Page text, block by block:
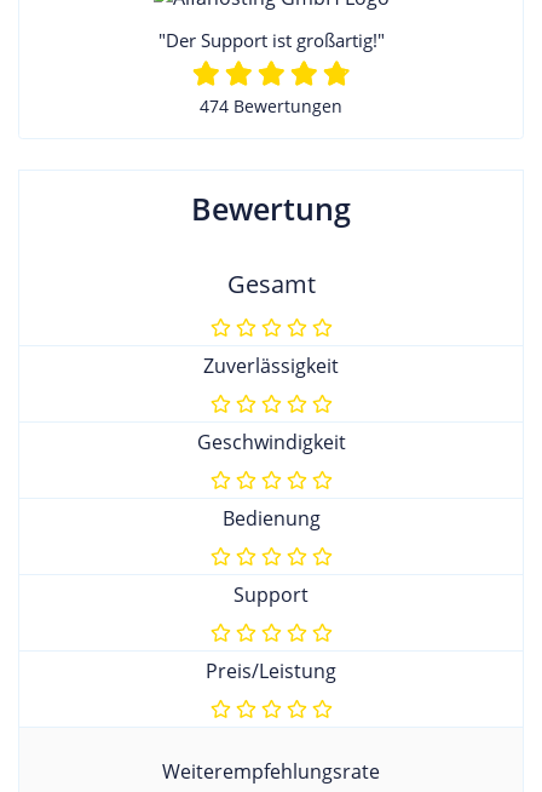
"Der Support ist großartig!"
474 Bewertungen
Bewertung
Gesamt
Zuverlässigkeit
Geschwindigkeit
Bedienung
Support
Preis/Leistung
Weiterempfehlungsrate